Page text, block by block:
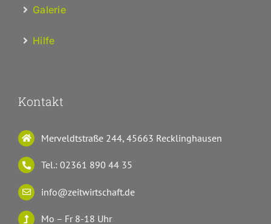
Galerie
Hilfe
Kontakt
Merveldtstraße 244, 45663 Recklinghausen
Tel.: 02361 890 44 35
info@zeitwirtschaft.de
Mo – Fr 8-18 Uhr